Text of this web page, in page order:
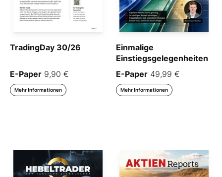
TradingDay 30/26
E-Paper 9,90 €
Mehr Informationen
Einmalige
Einstiegsgelegenheiten
E-Paper 49,99 €
Mehr Informationen